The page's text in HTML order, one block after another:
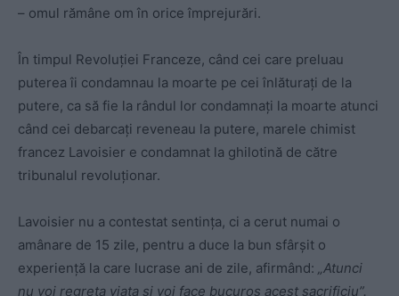
– omul rămâne om în orice împrejurări.
În timpul Revoluţiei Franceze, când cei care preluau
puterea îi condamnau la moarte pe cei înlăturaţi de la
putere, ca să fie la rândul lor condamnaţi la moarte atunci
când cei debarcaţi reveneau la putere, marele chimist
francez Lavoisier e condamnat la ghilotină de către
tribunalul revoluţionar.
Lavoisier nu a contestat sentinţa, ci a cerut numai o
amânare de 15 zile, pentru a duce la bun sfârşit o
experienţă la care lucrase ani de zile, afirmând: „Atunci
nu voi regreta viaţa şi voi face bucuros acest sacrificiu”.